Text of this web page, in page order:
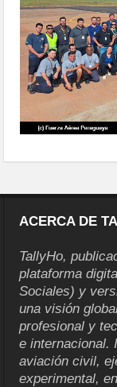
ACERCA DE
TallyHo,
plataforma
Sociales) y
una visión
profesional y
e internacional.
aviación civil,
experimental,